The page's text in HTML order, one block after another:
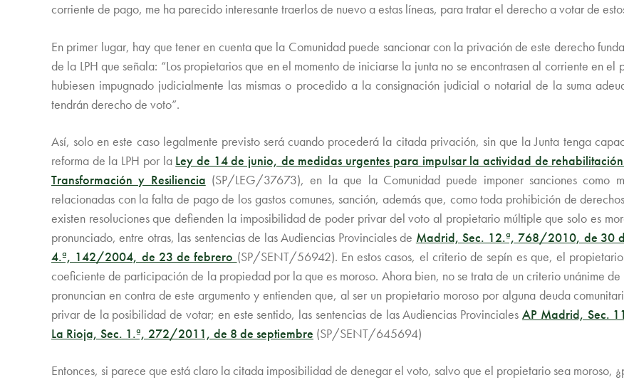
corriente de pago, me ha parecido interesante traerlos de nuevo a estas líneas, para tratar el derecho a votar de
En primer lugar, hay que tener en cuenta que la Comunidad puede sancionar con la privación de este derecho
de la LPH que señala: “Los propietarios que en el momento de iniciarse la junta no se encontrasen al corriente en
hubiesen impugnado judicialmente las mismas o procedido a la consignación judicial o notarial de la suma
tendrán derecho de voto”.
Así, solo en este caso legalmente previsto será cuando procederá la citada privación, sin que la Junta tenga
reforma de la LPH por la Ley de 14 de junio, de medidas urgentes para impulsar la actividad de
Transformación y Resiliencia (SP/LEG/37673), en la que la Comunidad puede imponer sanciones como
relacionadas con la falta de pago de los gastos comunes, sanción, además que, como toda prohibición de
existen resoluciones que defienden la imposibilidad de poder privar del voto al propietario múltiple que solo es
pronunciado, entre otras, las sentencias de las Audiencias Provinciales de Madrid, Sec. 12.ª, 768/2010, de 30
4.ª, 142/2004, de 23 de febrero (SP/SENT/56942). En estos casos, el criterio de sepín es que, el
coeficiente de participación de la propiedad por la que es moroso. Ahora bien, no se trata de un criterio unánime
pronuncian en contra de este argumento y entienden que, al ser un propietario moroso por alguna deuda
privar de la posibilidad de votar; en este sentido, las sentencias de las Audiencias Provinciales AP Madrid, Sec.
La Rioja, Sec. 1.ª, 272/2011, de 8 de septiembre (SP/SENT/645694)
Entonces, si parece que está claro la citada imposibilidad de denegar el voto, salvo que el propietario sea moroso,